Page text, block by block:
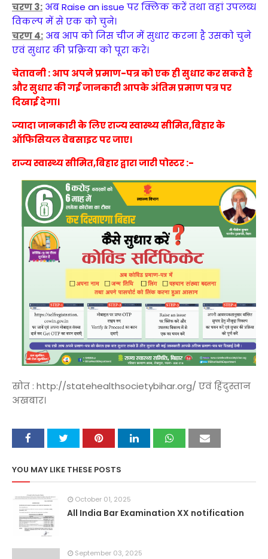
चरण 3: अब Raise an issue पर क्लिक करें तथा वहां उपलब्ध
विकल्प में से एक को चुने।
चरण 4: अब आप को जिस चीज में सुधार करना है उसको चुने
एवं सुधार की प्रक्रिया को पूरा करे।
चेतावनी : आप अपने प्रमाण-पत्र को एक ही सुधार कर सकते है
और सुधार की गई जानकारी आपके अंतिम प्रमाण पत्र पर
दिखाई देगा।
ज्यादा जानकारी के लिए राज्य स्वास्थ्य सीमित,बिहार के
ऑफिसियल वेबसाइट पर जाए।
राज्य स्वास्थ्य सीमित,बिहार द्वारा जारी पोस्टर :-
स्रोत : http://statehealthsocietybihar.org/ एवं हिंदुस्तान
अखबार।
YOU MAY LIKE THESE POSTS
October 01, 2025
All India Bar Examination XX notification
September 03, 2025